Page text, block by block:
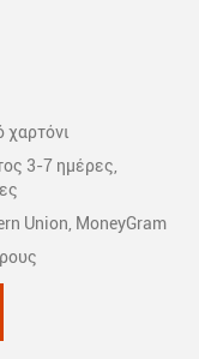
χαρτόνι
3-7 ημέρες,
Union, MoneyGram